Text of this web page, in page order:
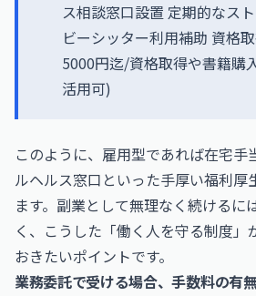
ス相談窓口設置 定期的なス
ビーシッター利用補助 資格
5000円迄/資格取得や書籍購
活用可)
このように、雇用型であれば在宅手
ルヘルス窓口といった手厚い福利厚
ます。副業として無理なく続けるに
く、こうした「働く人を守る制度」
おきたいポイントです。
業務委託で受ける場合、手数料の有